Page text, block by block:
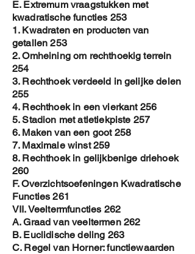
E. Extremum vraagstukken met
kwadratische functies 253
1. Kwadraten en producten van
getallen 253
2. Omheining om rechthoekig terrein
254
3. Rechthoek verdeeld in gelijke delen
255
4. Rechthoek in een vierkant 256
5. Stadion met atletiekpiste 257
6. Maken van een goot 258
7. Maximale winst 259
8. Rechthoek in gelijkbenige driehoek
260
F. Overzichtsoefeningen Kwadratische
Functies 261
VII. Veeltermfuncties 262
A. Graad van veeltermen 262
B. Euclidische deling 263
C. Regel van Horner: functiewaarden